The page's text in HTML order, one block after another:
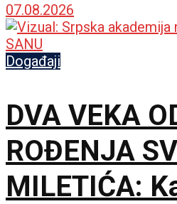
07.08.2026
Događaji
DVA VEKA
ROĐENJA
MILETIĆA: